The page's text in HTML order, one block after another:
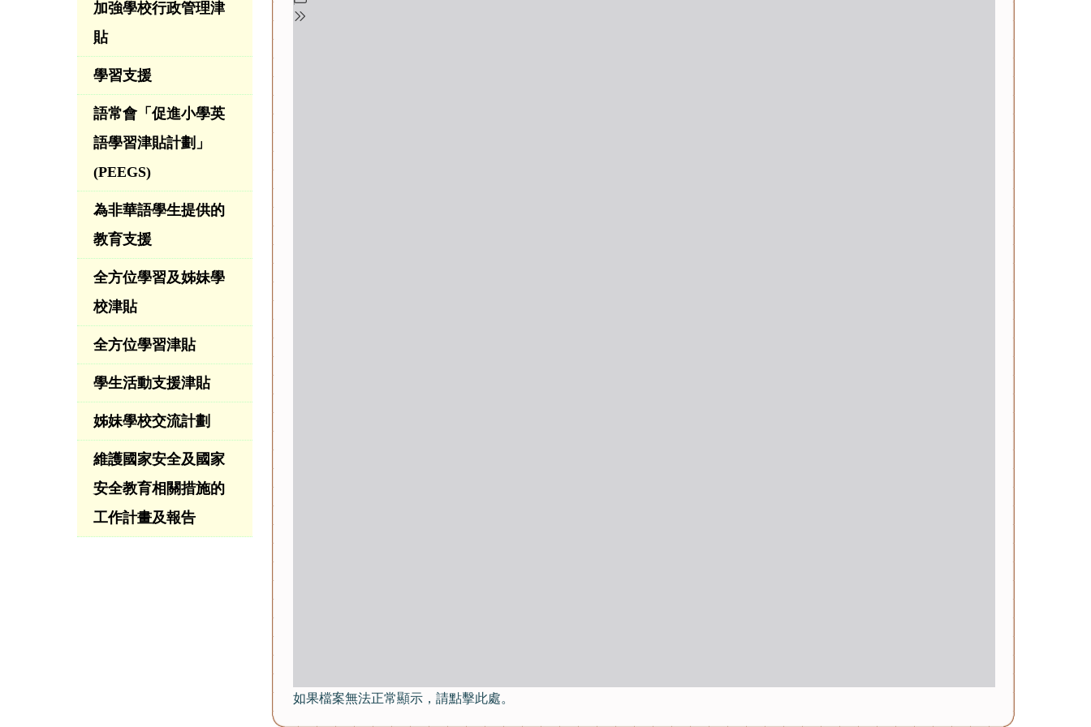
加強學校行政管理津
貼
學習支援
語常會「促進小學英
語學習津貼計劃」
(PEEGS)
為非華語學生提供的
教育支援
全方位學習及姊妹學
校津貼
全方位學習津貼
學生活動支援津貼
姊妹學校交流計劃
維護國家安全及國家
安全教育相關措施的
工作計畫及報告
如果檔案無法正常顯示，請點擊此處。